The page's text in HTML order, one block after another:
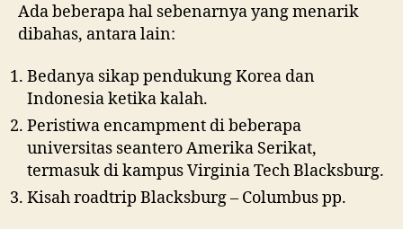
Ada beberapa hal sebenarnya yang menarik
dibahas, antara lain:
Bedanya sikap pendukung Korea dan
Indonesia ketika kalah.
Peristiwa encampment di beberapa
universitas seantero Amerika Serikat,
termasuk di kampus Virginia Tech Blacksburg.
Kisah roadtrip Blacksburg – Columbus pp.